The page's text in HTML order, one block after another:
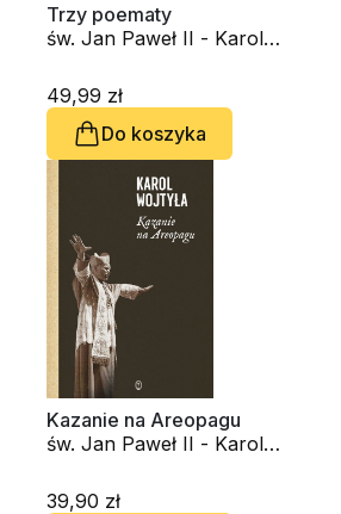
Trzy poematy
św. Jan Paweł II - Karol
49,99 zł
Do koszyka
Kazanie na Areopagu
św. Jan Paweł II - Karol
39,90 zł